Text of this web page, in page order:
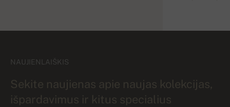
NAUJIENLAIŠKIS
Sekite naujienas apie naujas kolekcijas,
išpardavimus ir kitus specialius